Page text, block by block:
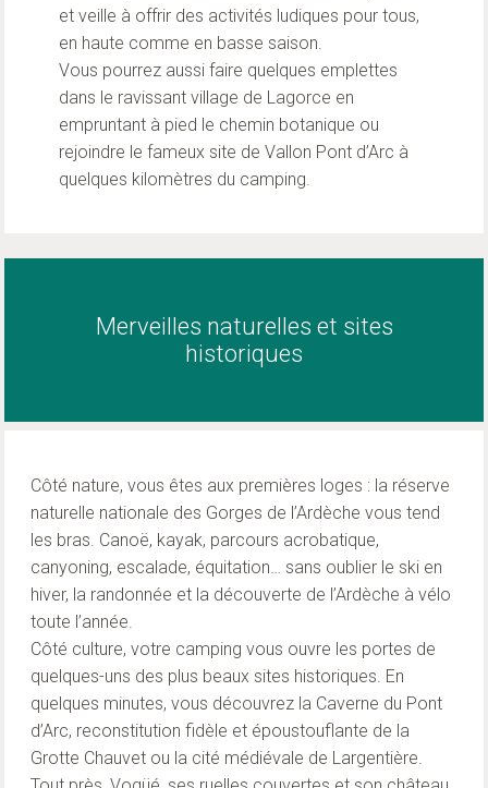
et veille à offrir des activités ludiques pour tous,
en haute comme en basse saison.
Vous pourrez aussi faire quelques emplettes
dans le ravissant village de Lagorce en
empruntant à pied le chemin botanique ou
rejoindre le fameux site de Vallon Pont d’Arc à
quelques kilomètres du camping.
Merveilles naturelles et sites
historiques
Côté nature, vous êtes aux premières loges : la réserve
naturelle nationale des Gorges de l’Ardèche vous tend
les bras. Canoë, kayak, parcours acrobatique,
canyoning, escalade, équitation… sans oublier le ski en
hiver, la randonnée et la découverte de l’Ardèche à vélo
toute l’année.
Côté culture, votre camping vous ouvre les portes de
quelques-uns des plus beaux sites historiques. En
quelques minutes, vous découvrez la Caverne du Pont
d’Arc, reconstitution fidèle et époustouflante de la
Grotte Chauvet ou la cité médiévale de Largentière.